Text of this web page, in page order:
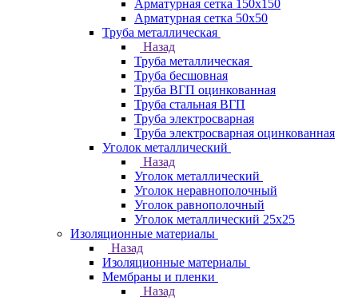
Арматурная сетка 150х150
Арматурная сетка 50х50
Труба металлическая
Назад
Труба металлическая
Труба бесшовная
Труба ВГП оцинкованная
Труба стальная ВГП
Труба электросварная
Труба электросварная оцинкованная
Уголок металлический
Назад
Уголок металлический
Уголок неравнополочный
Уголок равнополочный
Уголок металлический 25х25
Изоляционные материалы
Назад
Изоляционные материалы
Мембраны и пленки
Назад